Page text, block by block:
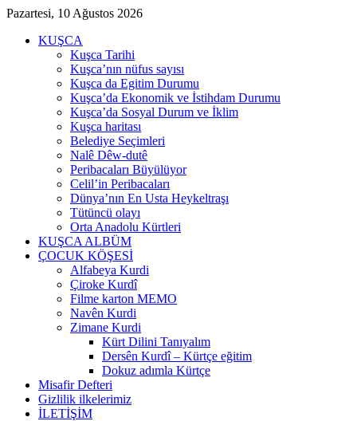
Pazartesi, 10 Ağustos 2026
KUŞCA
Kuşca Tarihi
Kuşca’nın nüfus sayısı
Kuşca da Egitim Durumu
Kuşca’da Ekonomik ve İstihdam Durumu
Kuşca’da Sosyal Durum ve İklim
Kuşca haritası
Belediye Seçimleri
Nalê Dêw-dutê
Peribacaları Büyülüyor
Celil’in Peribacaları
Dünya’nın En Usta Heykeltraşı
Tütüncü olayı
Orta Anadolu Kürtleri
KUŞCA ALBÜM
ÇOCUK KÖŞESİ
Alfabeya Kurdi
Çiroke Kurdî
Filme karton MEMO
Navên Kurdi
Zimane Kurdi
Kürt Dilini Tanıyalım
Dersên Kurdî – Kürtçe eğitim
Dokuz adımla Kürtçe
Misafir Defteri
Gizlilik ilkelerimiz
İLETİŞİM